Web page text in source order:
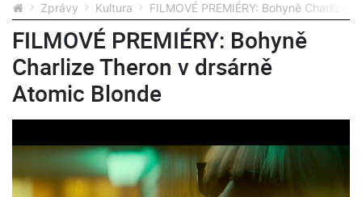
Zprávy Kultura FILMOVÉ PREMIÉRY: Bohyně Charlize
FILMOVÉ PREMIÉRY: Bohyně
Charlize Theron v drsárně
Atomic Blonde